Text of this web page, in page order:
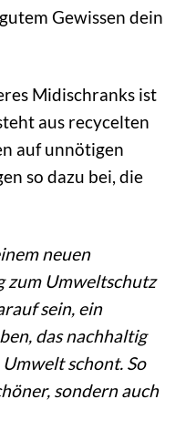
Gewissen dein
Midischranks ist
aus recycelten
auf unnötigen
so dazu bei, die
neuen
zum Umweltschutz
sein, ein
das nachhaltig
schont. So
sondern auch